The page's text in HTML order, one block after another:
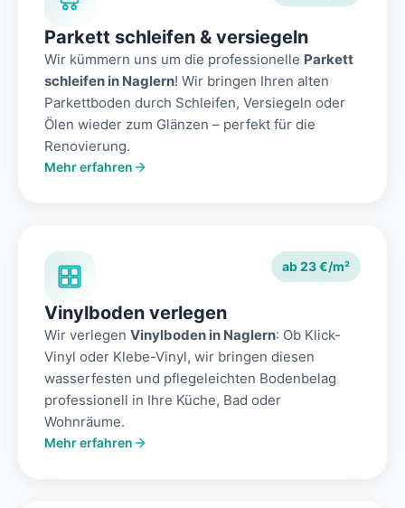
Parkett schleifen & versiegeln
Wir kümmern uns um die professionelle Parkett
schleifen in Naglern! Wir bringen Ihren alten
Parkettboden durch Schleifen, Versiegeln oder
Ölen wieder zum Glänzen – perfekt für die
Renovierung.
Mehr erfahren
ab 23 €/m²
Vinylboden verlegen
Wir verlegen Vinylboden in Naglern: Ob Klick-
Vinyl oder Klebe-Vinyl, wir bringen diesen
wasserfesten und pflegeleichten Bodenbelag
professionell in Ihre Küche, Bad oder
Wohnräume.
Mehr erfahren